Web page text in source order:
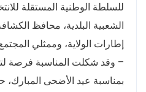
للسلطة الوطنية المستقلة
الشعبية البلدية، محافظ
إطارات الولاية، وممثلي
– وقد شكلت المناسبة فرصة
بمناسبة عيد الأضحى المبارك،